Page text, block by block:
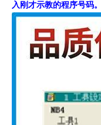
入刚才示教的程序号码。